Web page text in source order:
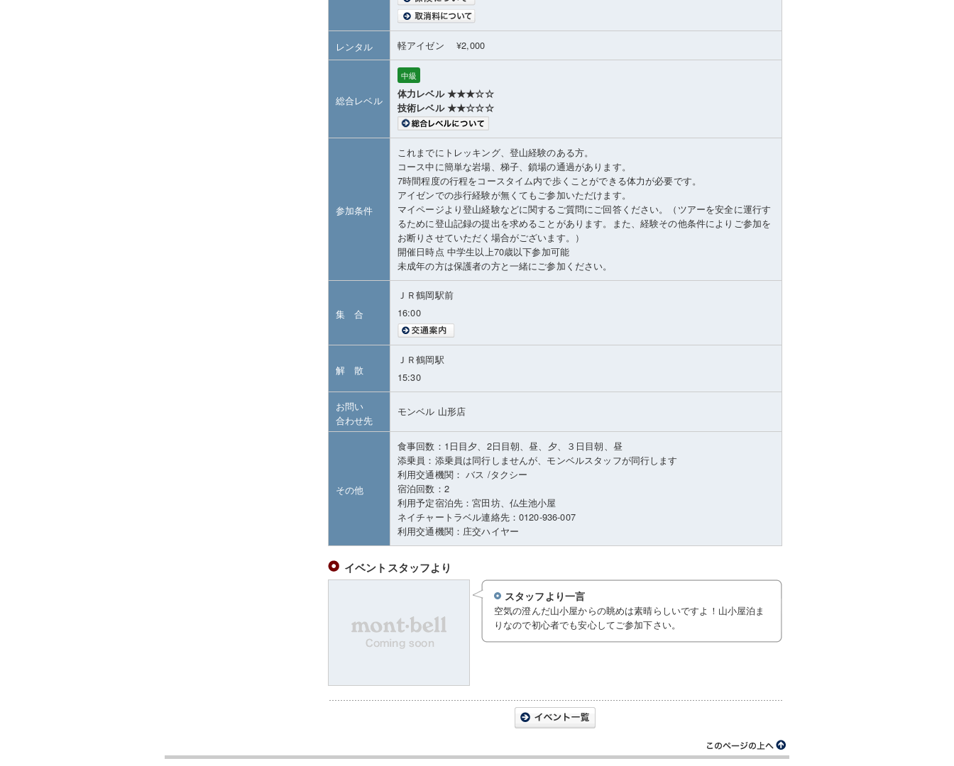
レンタル 軽アイゼン ¥2,000
総合レベル
中級
体力レベル ★★★☆☆
技術レベル ★★☆☆☆
参加条件
これまでにトレッキング、登山経験のある方。
コース中に簡単な岩場、梯子、鎖場の通過があります。
7時間程度の行程をコースタイム内で歩くことができる体力が必要です。
アイゼンでの歩行経験が無くてもご参加いただけます。
マイページより登山経験などに関するご質問にご回答ください。（ツアーを安全に運行す
るために登山記録の提出を求めることがあります。また、経験その他条件によりご参加を
お断りさせていただく場合がございます。）
開催日時点 中学生以上70歳以下参加可能
未成年の方は保護者の方と一緒にご参加ください。
集 合
ＪＲ鶴岡駅前
16:00
解 散
ＪＲ鶴岡駅
15:30
お問い
合わせ先
モンベル 山形店
その他
食事回数：1日目夕、2日目朝、昼、夕、３日目朝、昼
添乗員：添乗員は同行しませんが、モンベルスタッフが同行します
利用交通機関： バス /タクシー
宿泊回数：2
利用予定宿泊先：宮田坊、仏生池小屋
ネイチャートラベル連絡先：0120-936-007
利用交通機関：庄交ハイヤー
イベントスタッフより
スタッフより一言
空気の澄んだ山小屋からの眺めは素晴らしいですよ！山小屋泊ま
りなので初心者でも安心してご参加下さい。